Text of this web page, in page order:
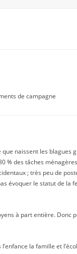
de campagne
naissent les blagues
% des tâches
; très peu de
évoquer le statut de la
à part entière. Donc
la famille et